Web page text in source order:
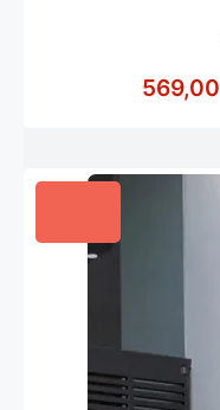
569,00